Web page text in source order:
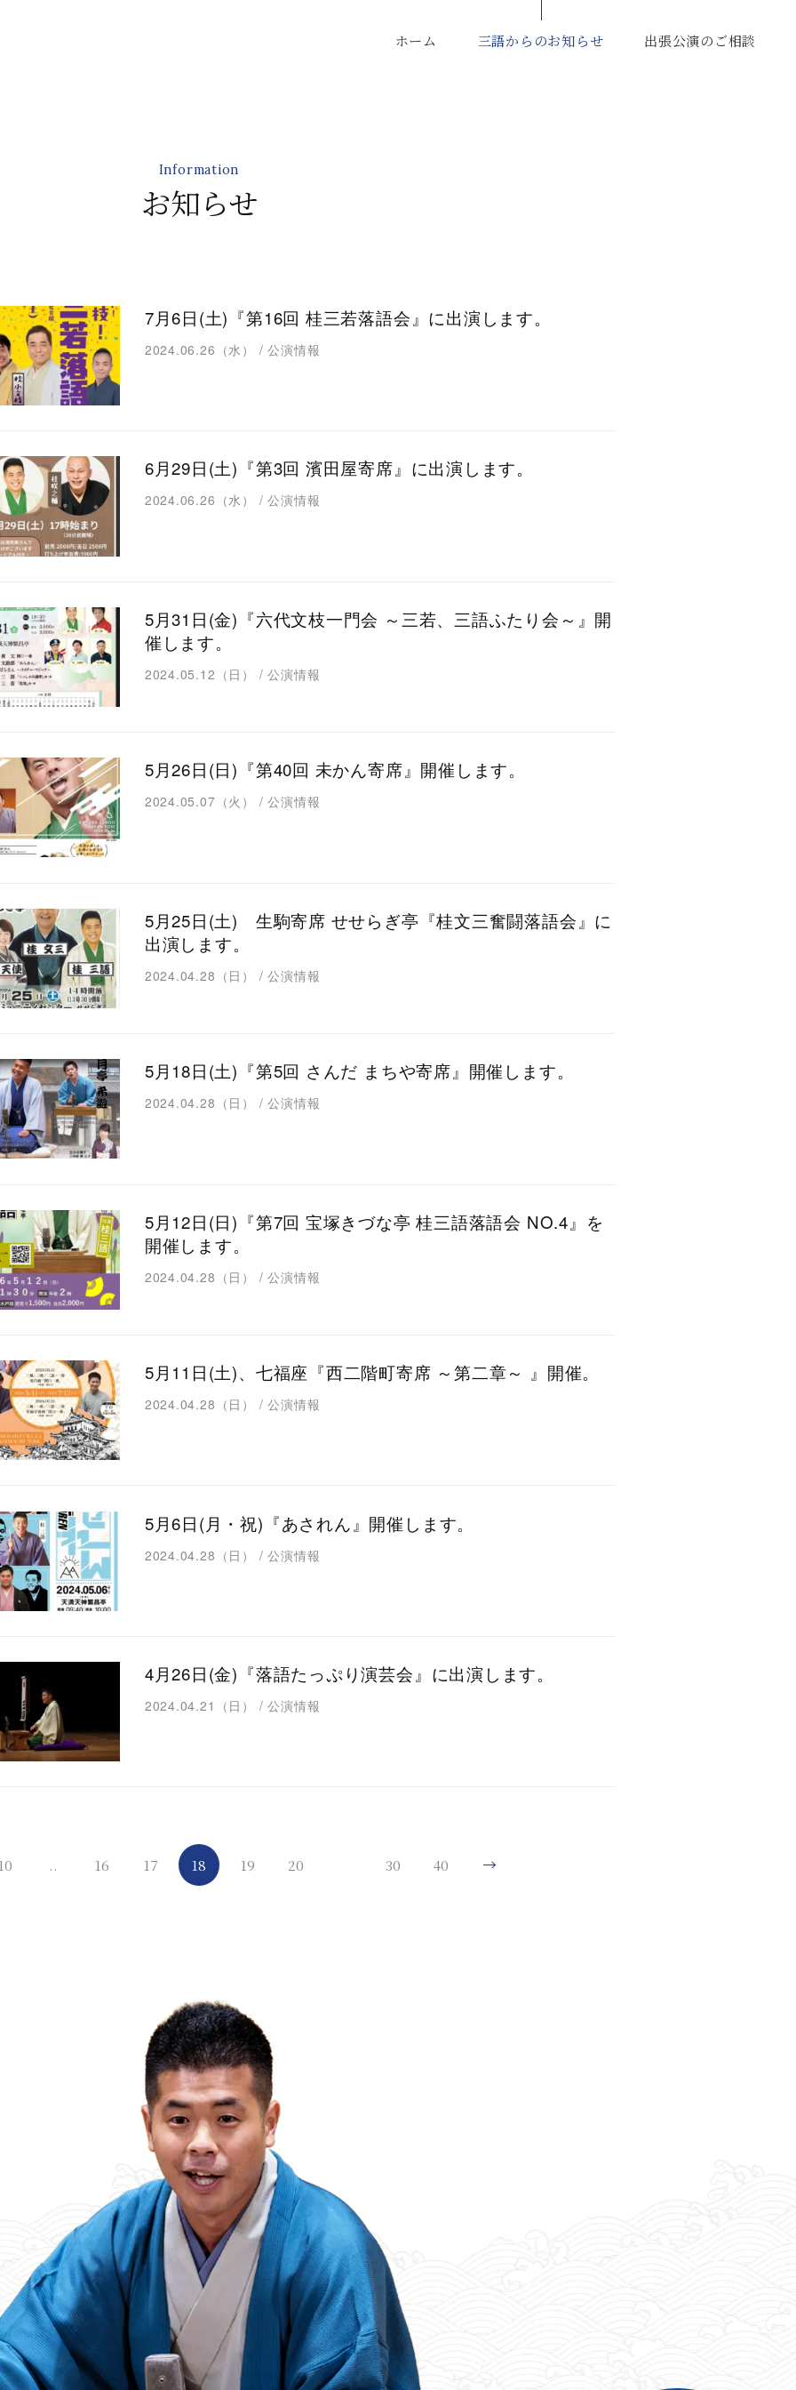
ホーム 三語からのお知らせ 出張公演のご相談
Information
お知らせ
7月6日(土)『第16回 桂三若落語会』に出演します。
2024.06.26（水） /公演情報
6月29日(土)『第3回 濱田屋寄席』に出演します。
2024.06.26（水） /公演情報
5月31日(金)『六代文枝一門会 ～三若、三語ふたり会～』開
催します。
2024.05.12（日） /公演情報
5月26日(日)『第40回 未かん寄席』開催します。
2024.05.07（火） /公演情報
5月25日(土) 生駒寄席 せせらぎ亭『桂文三奮闘落語会』に
出演します。
2024.04.28（日） /公演情報
5月18日(土)『第5回 さんだ まちや寄席』開催します。
2024.04.28（日） /公演情報
5月12日(日)『第7回 宝塚きづな亭 桂三語落語会 NO.4』を
開催します。
2024.04.28（日） /公演情報
5月11日(土)、七福座『西二階町寄席 ～第二章～ 』開催。
2024.04.28（日） /公演情報
5月6日(月・祝)『あされん』開催します。
2024.04.28（日） /公演情報
4月26日(金)『落語たっぷり演芸会』に出演します。
2024.04.21（日） /公演情報
.. 16 17 18 19 20 30 40